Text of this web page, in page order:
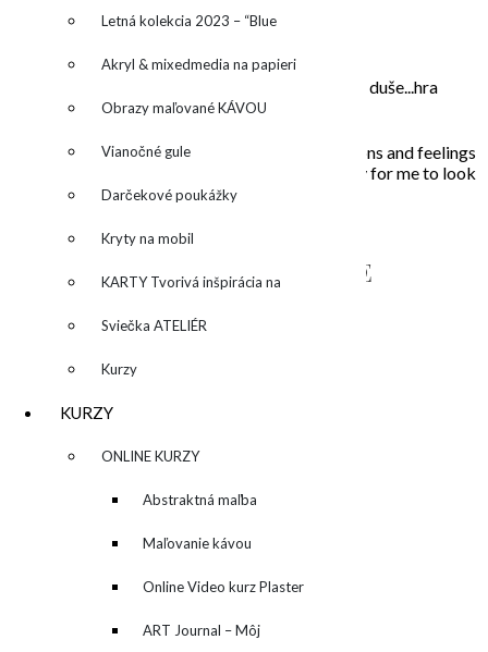
fľaši
Letná kolekcia 2023 – “Blue
SUN” – “Modré slnko”
Akryl & mixedmedia na papieri
Obrazy maľované KÁVOU
Vianočné gule
Darčekové poukážky
Kryty na mobil
KARTY Tvorivá inšpirácia na
každý deň
Sviečka ATELIÉR
Kurzy
KURZY
▼ ONLINE KURZY
▼ Abstraktná maľba
akrylom (Mixed Media)
Maľovanie kávou
Online Video kurz Plaster
ART
ART Journal – Môj
O MNE – ABOUT ME
Moje maľovanie je intuitívne, sú to príbehy mojej duše...hra
farieb a ich nekonečných kombinácií na plátne.
In my paintings I try to capture everyday situations and feelings
that touched my soul. Painting is the opportunity for me to look
inside, to unleash what is behind the story…
NAPÍŠTE MI – CONTACT ME